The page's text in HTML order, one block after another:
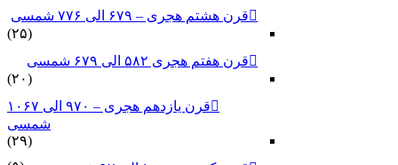
قرن هشتم هجری – ۶۷۹ الی ۷۷۶ شمسی
(۲۵)
قرن هفتم هجری ۵۸۲ الی ۶۷۹ شمسی
(۲۰)
قرن یازدهم هجری – ۹۷۰ الی ۱۰۶۷
شمسی
(۲۹)